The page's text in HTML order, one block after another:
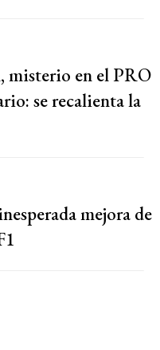
misterio en el PRO
se recalienta la
mejora de